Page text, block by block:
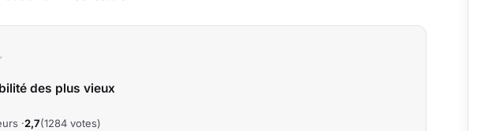
des plus vieux
·2,7(1284 votes)